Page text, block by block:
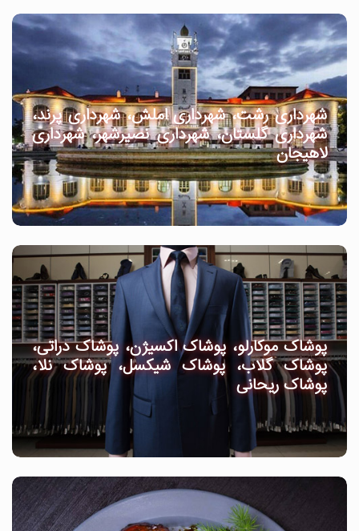
شهرداری رشت، شهرداری املش، شهرداری پرند،
شهرداری گلستان، شهرداری نصیرشهر، شهرداری
لاهیجان
پوشاک موکارلو، پوشاک اکسیژن، پوشاک دراتی،
پوشاک گلاب، پوشاک شیکسل، پوشاک نلا،
پوشاک ریحانی